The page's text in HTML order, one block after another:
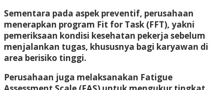
Sementara pada aspek preventif, perusahaan
menerapkan program Fit for Task (FFT), yakni
pemeriksaan kondisi kesehatan pekerja sebelum
menjalankan tugas, khususnya bagi karyawan di
area berisiko tinggi.
Perusahaan juga melaksanakan Fatigue